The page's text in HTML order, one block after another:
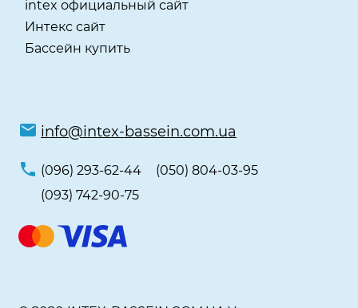
intex официальный сайт
Интекс сайт
Бассейн купить
info@intex-bassein.com.ua
(096) 293-62-44
(050) 804-03-95
(093) 742-90-75